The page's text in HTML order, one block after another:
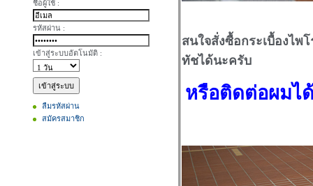
ชื่อผู้ใช้ :
รหัสผ่าน :
เข้าสู่ระบบอัตโนมัติ :
ลืมรหัสผ่าน
สมัครสมาชิก
สนใจสั่งซื้อกระเบื้องไพ
ทัชได้นะครับ
หรือติดต่อผมไ